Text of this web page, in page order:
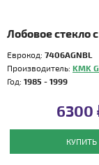
Лобовое стекло
Еврокод: 7406AGNBL
Производитель: KMK
Год: 1985 - 1999
6300
КУПИТЬ